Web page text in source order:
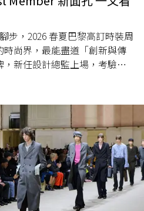
步，2026 春夏巴黎高訂時裝周
尚界，最能盡道「創新與傳
新任設計總監上場，考驗他
Armani 與 Valentino
這兩位高訂界的「最後皇帝」
文化以至歷史的見證，留下
種方式走下去? 在 29 場高訂
HK》為你整理本屆不可錯
鍵訊息。